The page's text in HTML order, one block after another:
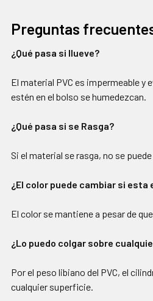
Preguntas
¿Qué pasa si llueve?
El material PVC es impermeable y
estén en el bolso se humedezcan.
¿Qué pasa si se Rasga?
Si el material se rasga, no se
¿El color puede cambiar si esta
El color se mantiene a pesar de
¿Lo puedo colgar sobre
Por el peso libiano del PVC, el
cualquier superficie.